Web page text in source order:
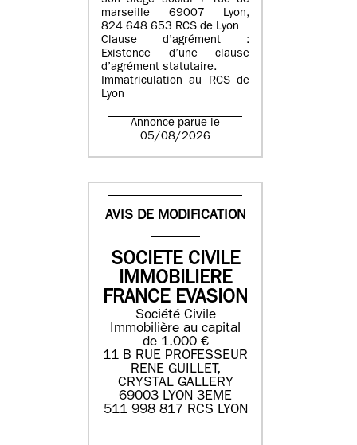
marseille 69007 Lyon,
824 648 653 RCS de Lyon
Clause d’agrément :
Existence d’une clause
d’agrément statutaire.
Immatriculation au RCS de
Lyon
Annonce parue le
05/08/2026
AVIS DE MODIFICATION
SOCIETE CIVILE
IMMOBILIERE
FRANCE EVASION
Société Civile
Immobilière au capital
de 1.000 €
11 B RUE PROFESSEUR
RENE GUILLET,
CRYSTAL GALLERY
69003 LYON 3EME
511 998 817 RCS LYON